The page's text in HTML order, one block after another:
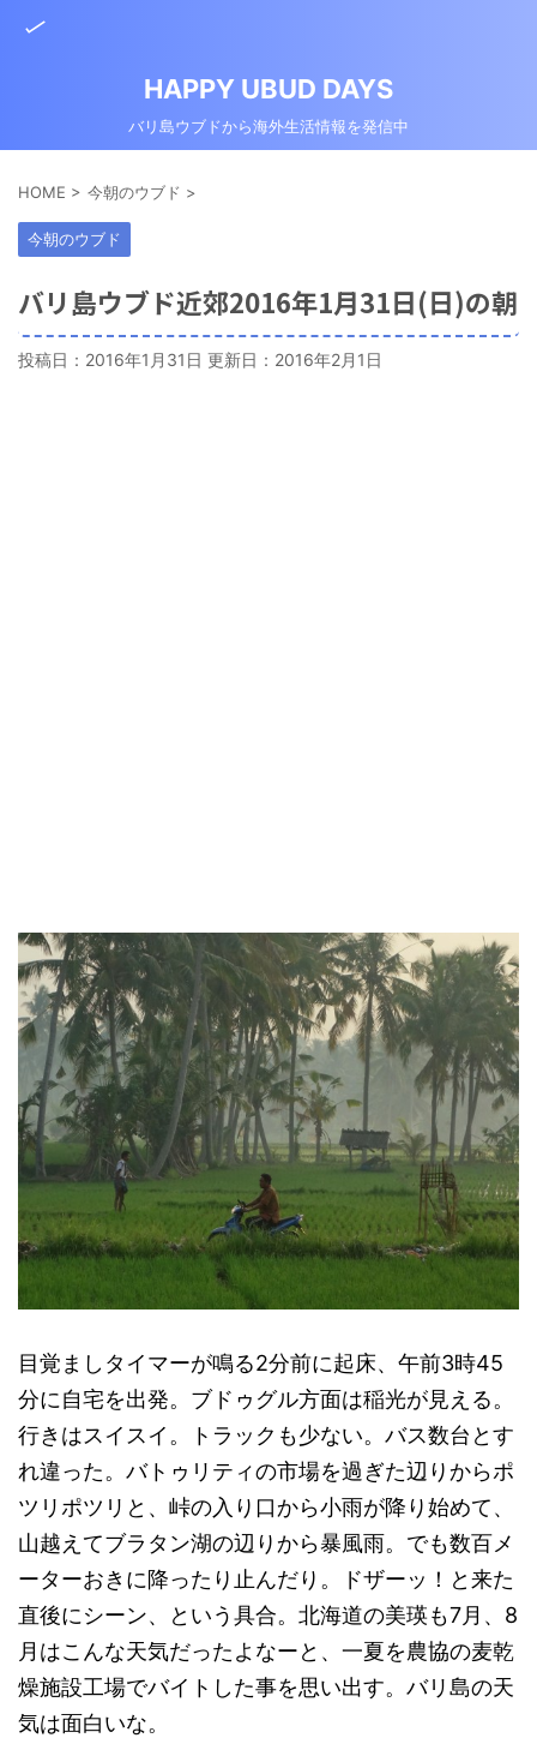
HAPPY UBUD DAYS
バリ島ウブドから海外生活情報を発信中
HOME > 今朝のウブド >
今朝のウブド
バリ島ウブド近郊2016年1月31日(日)の朝
投稿日：2016年1月31日 更新日： 2016年2月1日
目覚ましタイマーが鳴る2分前に起床、午前3時45
分に自宅を出発。ブドゥグル方面は稲光が見える。
行きはスイスイ。トラックも少ない。バス数台とす
れ違った。バトゥリティの市場を過ぎた辺りからポ
ツリポツリと、峠の入り口から小雨が降り始めて、
山越えてブラタン湖の辺りから暴風雨。でも数百メ
ーターおきに降ったり止んだり。ドザーッ！と来た
直後にシーン、という具合。北海道の美瑛も7月、8
月はこんな天気だったよなーと、一夏を農協の麦乾
燥施設工場でバイトした事を思い出す。バリ島の天
気は面白いな。